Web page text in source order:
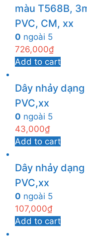
màu T568B,
PVC, CM, xx
0 ngoài 5
726,000₫
Add to cart
Dây nhảy dạng
PVC,xx
0 ngoài 5
43,000₫
Add to cart
Dây nhảy
PVC,xx
0 ngoài 5
107,000₫
Add to cart